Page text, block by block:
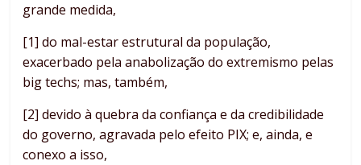
grande medida,
[1] do mal-estar estrutural da população,
exacerbado pela anabolização do extremismo pelas
big techs; mas, também,
[2] devido à quebra da confiança e da credibilidade
do governo, agravada pelo efeito PIX; e, ainda, e
conexo a isso,